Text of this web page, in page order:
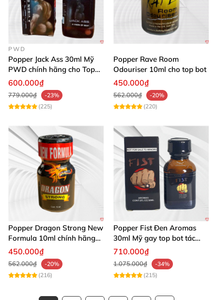
PWD
Popper Jack Ass 30ml Mỹ
PWD chính hãng cho Top
Bot
600.000₫
779.000₫
-23%
(225)
Popper Rave Room
Odouriser 10ml cho top bot
450.000₫
562.000₫
-20%
(220)
Popper Dragon Strong New
Formula 10ml chính hãng
Mỹ dành cho Top Bot
450.000₫
562.000₫
-20%
(216)
Popper Fist Đen Aromas
30ml Mỹ gay top bot tác
dụng mạnh
710.000₫
1.075.000₫
-34%
(215)